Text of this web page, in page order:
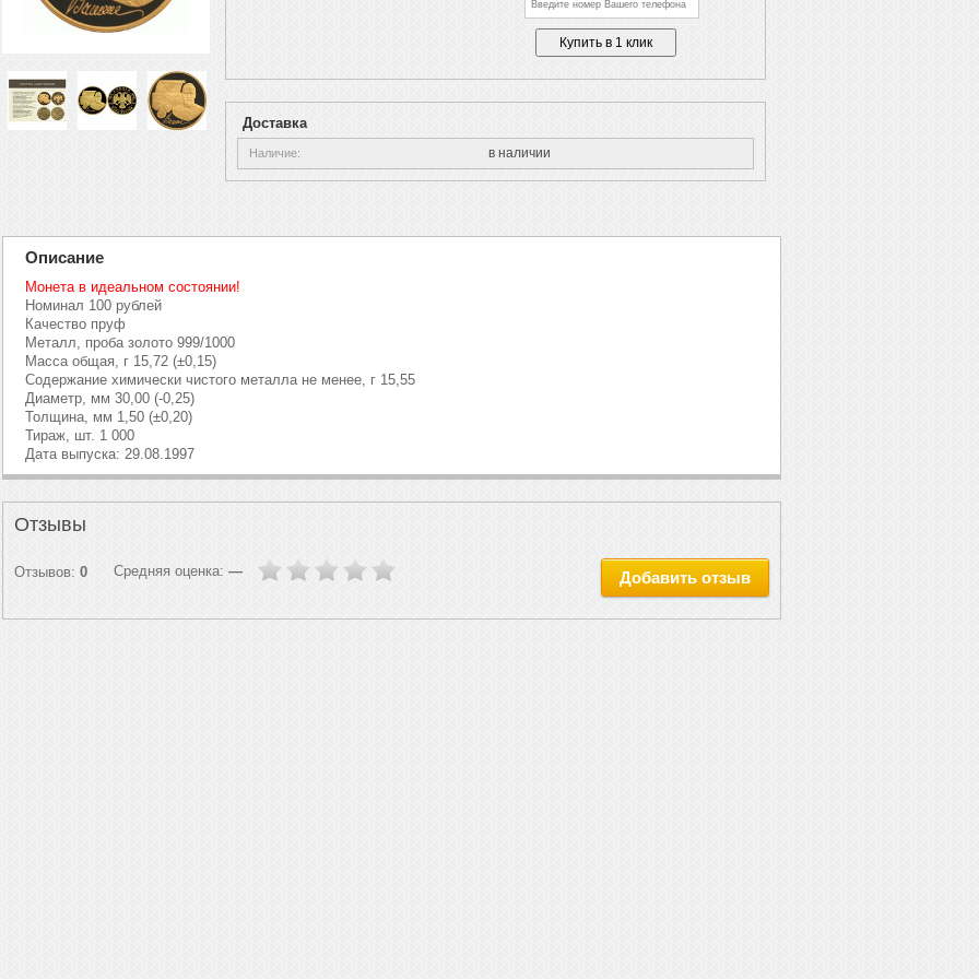
Доставка
Наличие в наличии
Описание
Монета в идеальном состоянии!
Номинал 100 рублей
Качество пруф
Металл, проба золото 999/1000
Масса общая, г 15,72 (±0,15)
Содержание химически чистого металла не менее, г 15,55
Диаметр, мм 30,00 (-0,25)
Толщина, мм 1,50 (±0,20)
Тираж, шт. 1 000
Дата выпуска: 29.08.1997
Отзывы
Отзывов: 0 Средняя оценка: — Добавить отзыв